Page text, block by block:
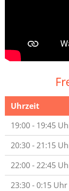
Uhrzeit
19:00 - 19:45
20:30 - 21:15
22:00 - 22:45
23:30 - 0:15 Uhr